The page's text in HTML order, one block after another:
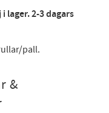
lager. 2-3 dagars
pall.
&